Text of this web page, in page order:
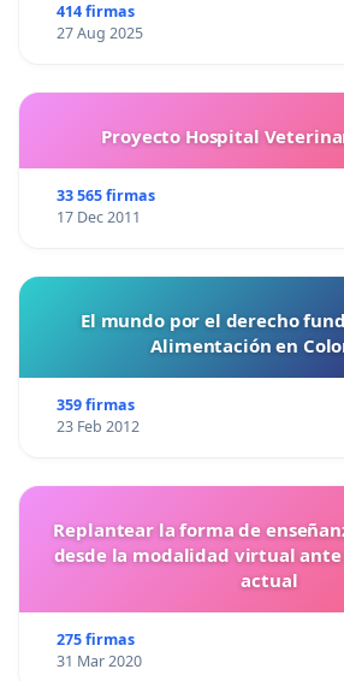
414 firmas
27 Aug 2025
Proyecto Hospital
33 565 firmas
17 Dec 2011
El mundo por el derecho
Alimentación en
359 firmas
23 Feb 2012
Replantear la forma de
desde la modalidad virtual
actual
275 firmas
31 Mar 2020